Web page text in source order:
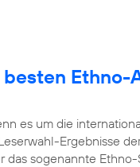
Ethno-
es um die
Ergebnisse
das sogenannte